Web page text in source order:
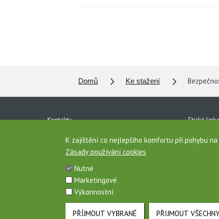
Domů Ke stažení
Kontakty
Etická linka
Ke stažení
Ochrana
Pro média
Zásady používání cookies
Toto jsou internetové stránky společnosti AGROFERT, a.s., IČO
K zajištění co nejlepšího komfortu při pohybu
Zásady používání cookies
Nutné
Marketingové
Výkonnostní
PŘÍJMOUT VYBRANÉ PŘIJMOUT